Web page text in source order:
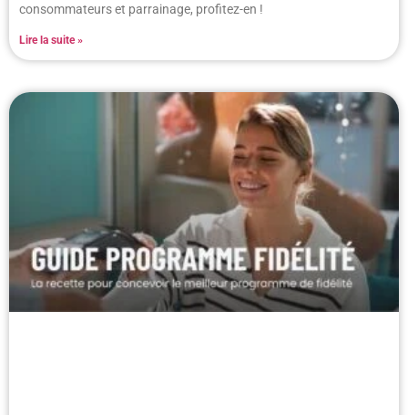
consommateurs et parrainage, profitez-en !
Lire la suite »